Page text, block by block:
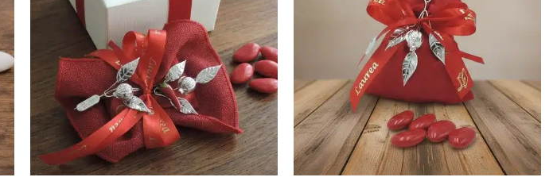
opzioni
possono
essere
scelte
nella
pagina
del
prodotto
opzioni
possono
scelte
nella
pagina
del
prodotto